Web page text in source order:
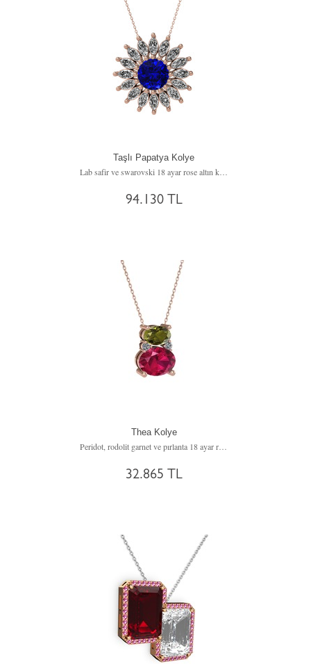
Taşlı Papatya Kolye
Lab safir ve swarovski 18 ayar rose altın kolye (40 cm rose altın rolo zincir)
94.130 TL
Thea Kolye
Peridot, rodolit garnet ve pırlanta 18 ayar rose altın kolye (0.036 karat, 40 cm rose altın rolo zincir)
32.865 TL